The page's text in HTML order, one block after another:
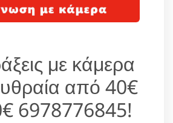
με κάμερα
από 40€
6978776845!